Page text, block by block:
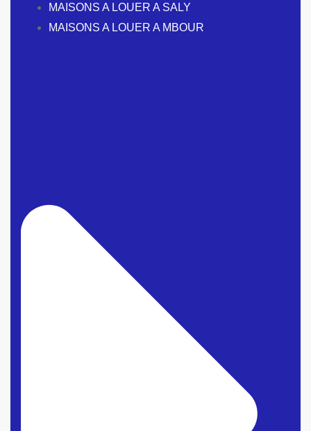
MAISONS A LOUER A SALY
MAISONS A LOUER A MBOUR